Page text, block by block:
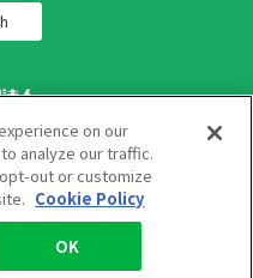
®
DENTAL HEALTH.
on our
analyze our traffic.
out or customize
Cookie Policy
OK